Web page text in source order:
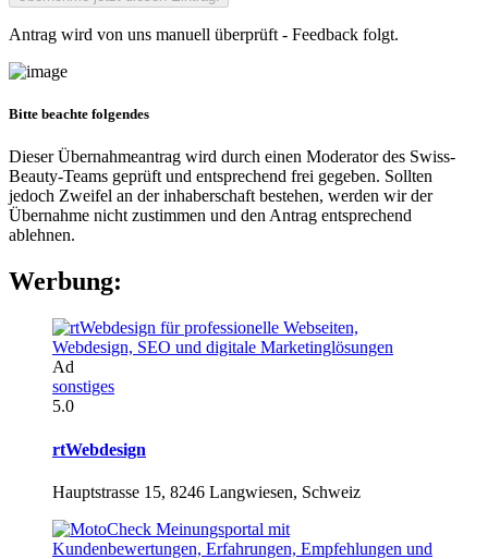
Antrag wird von uns manuell überprüft - Feedback folgt.
Bitte beachte folgendes
Dieser Übernahmeantrag wird durch einen Moderator des Swiss-
Beauty-Teams geprüft und entsprechend frei gegeben. Sollten
jedoch Zweifel an der inhaberschaft bestehen, werden wir der
Übernahme nicht zustimmen und den Antrag entsprechend
ablehnen.
Werbung:
Ad
sonstiges
5.0
rtWebdesign
Hauptstrasse 15, 8246 Langwiesen, Schweiz